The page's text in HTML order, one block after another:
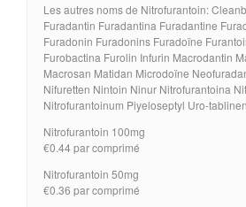
Les autres noms de Nitrofurantoin:
Furadantin Furadantina Furadantine
Furadonin Furadonins Furadoïne
Furobactina Furolin Infurin Macrodantin
Macrosan Matidan Microdoïne
Nifuretten Nintoin Ninur Nitrofurantoina
Nitrofurantoinum Piyeloseptyl Uro-
Nitrofurantoin 100mg
€0.44 par comprimé
Nitrofurantoin 50mg
€0.36 par comprimé